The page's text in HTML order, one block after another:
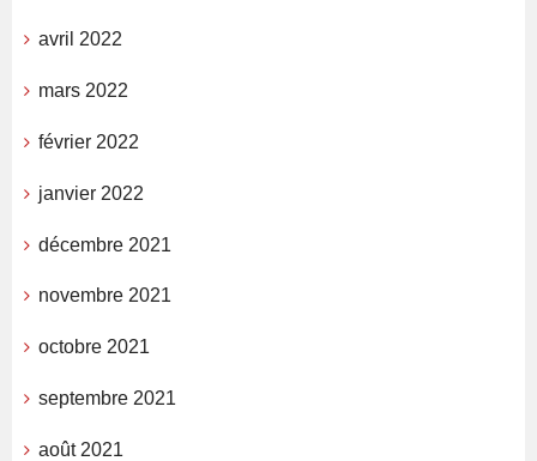
avril 2022
mars 2022
février 2022
janvier 2022
décembre 2021
novembre 2021
octobre 2021
septembre 2021
août 2021